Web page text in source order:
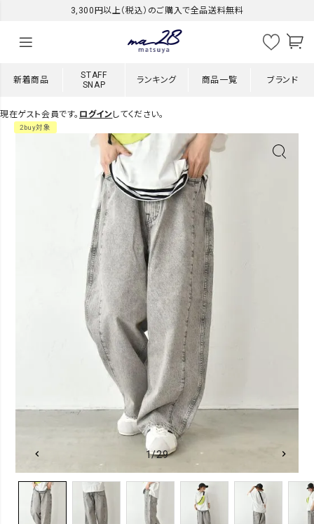
3,300円以上（税込）のご購入で全品送料無料
新着商品
STAFF
SNAP
ランキング 商品一覧 ブランド
現在ゲスト会員です。 ログインしてください。
2buy対象
1/29